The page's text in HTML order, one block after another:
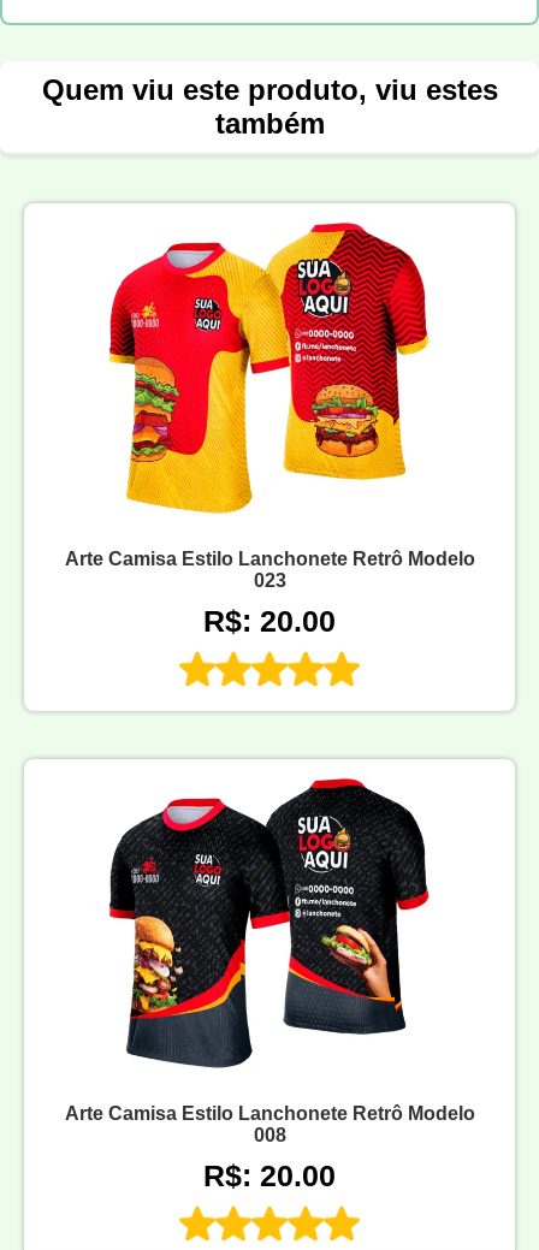
Quem viu este produto, viu estes
também
Arte Camisa Estilo Lanchonete Retrô Modelo
023
R$: 20.00
Arte Camisa Estilo Lanchonete Retrô Modelo
008
R$: 20.00